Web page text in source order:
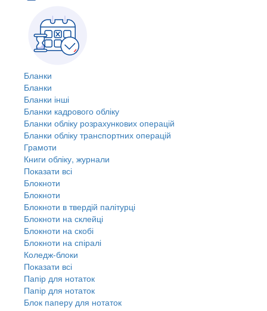
Бланки
Бланки
Бланки інші
Бланки кадрового обліку
Бланки обліку розрахункових операцій
Бланки обліку транспортних операцій
Грамоти
Книги обліку, журнали
Показати всі
Блокноти
Блокноти
Блокноти в твердій палітурці
Блокноти на склейці
Блокноти на скобі
Блокноти на спіралі
Коледж-блоки
Показати всі
Папір для нотаток
Папір для нотаток
Блок паперу для нотаток